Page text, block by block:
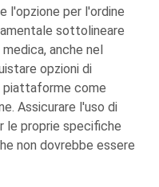
l'opzione per l'ordine
sottolineare
anche nel
opzioni di
piattaforme come
Assicurare l'uso di
le proprie specifiche
non dovrebbe essere